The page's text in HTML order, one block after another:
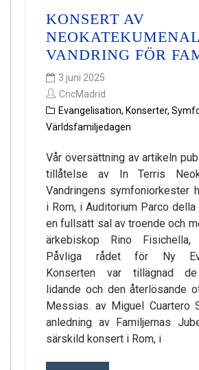
KONSERT AV
NEOKATEKUMENAL
VANDRING FÖR
3 juni 2025
CncMadrid
Evangelisation, Konserter,
Världsfamiljedagen
Vår översättning av artikeln
tillåtelse av In Terris
Vandringens symfoniorkester
i Rom, i Auditorium Parco
en fullsatt sal av troende och
ärkebiskop Rino
Påvliga rådet för Ny
Konserten var tillägnad
lidande och den återlösande
Messias. av Miguel Cuartero
anledning av Familjernas
särskild konsert i Rom, i